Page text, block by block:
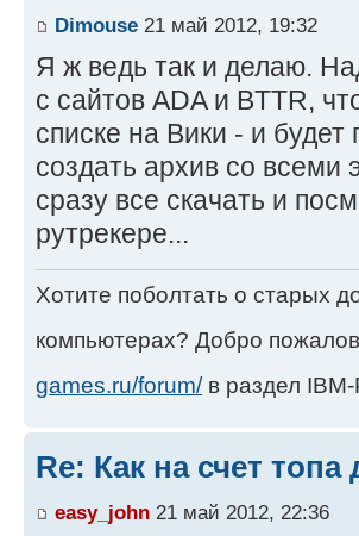
Dimouse 21 май 2012, 19:32
Я ж ведь так и делаю.
с сайтов ADA и BTTR,
списке на Вики - и
создать архив со
сразу все скачать и
рутрекере...
Хотите поболтать о старых
компьютерах? Добро
games.ru/forum/в раздел
Re: Как на счет топа
easy_john 21 май 2012, 22:36